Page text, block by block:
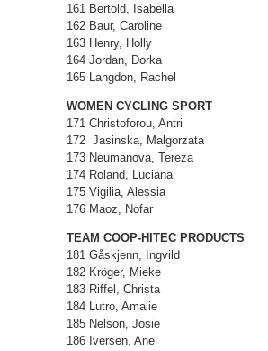
161 Bertold, Isabella
162 Baur, Caroline
163 Henry, Holly
164 Jordan, Dorka
165 Langdon, Rachel
WOMEN CYCLING SPORT
171 Christoforou, Antri
172 Jasinska, Malgorzata
173 Neumanova, Tereza
174 Roland, Luciana
175 Vigilia, Alessia
176 Maoz, Nofar
TEAM COOP-HITEC PRODUCTS
181 Gåskjenn, Ingvild
182 Kröger, Mieke
183 Riffel, Christa
184 Lutro, Amalie
185 Nelson, Josie
186 Iversen, Ane